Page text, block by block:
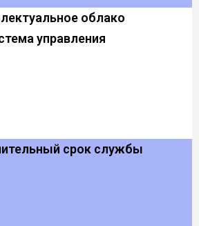
облако
управления
срок службы